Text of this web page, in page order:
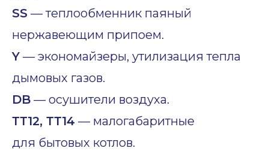
SS — теплообменник паяный
нержавеющим припоем.
Y — экономайзеры, утилизация тепла
дымовых газов.
DB — осушители воздуха.
ТТ12, ТТ14 — малогабаритные
для бытовых котлов.